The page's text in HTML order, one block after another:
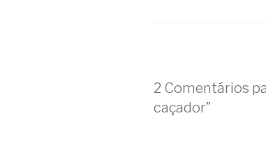
2 Comentários
caçador”